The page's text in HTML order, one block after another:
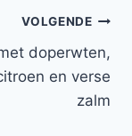
VOLGENDE
doperwten,
en verse
zalm